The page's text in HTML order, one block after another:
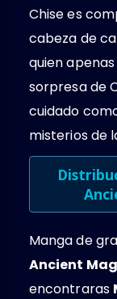
Chise es
cabeza de
quien
sorpresa de
cuidado
misterios de
Manga de
Ancient
encontraras